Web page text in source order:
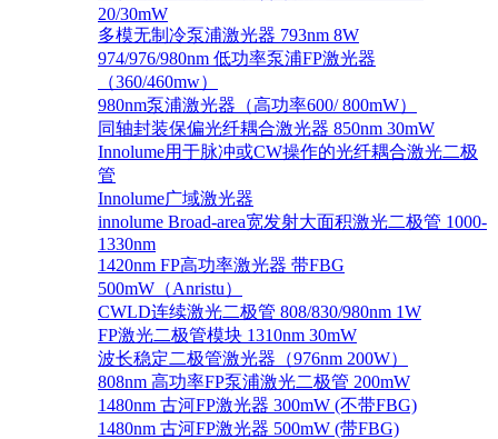
20/30mW
多模无制冷泵浦激光器 793nm 8W
974/976/980nm 低功率泵浦FP激光器
（360/460mw）
980nm泵浦激光器（高功率600/ 800mW）
同轴封装保偏光纤耦合激光器 850nm 30mW
Innolume用于脉冲或CW操作的光纤耦合激光二极
管
Innolume广域激光器
innolume Broad-area宽发射大面积激光二极管 1000-
1330nm
1420nm FP高功率激光器 带FBG
500mW（Anristu）
CWLD连续激光二极管 808/830/980nm 1W
FP激光二极管模块 1310nm 30mW
波长稳定二极管激光器（976nm 200W）
808nm 高功率FP泵浦激光二极管 200mW
1480nm 古河FP激光器 300mW (不带FBG)
1480nm 古河FP激光器 500mW (带FBG)